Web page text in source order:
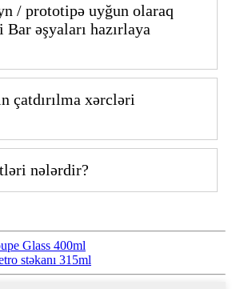
/ prototipə uyğun olaraq
əşyaları hazırlaya
çatdırılma xərcləri
nələrdir?
Glass 400ml
stəkanı 315ml